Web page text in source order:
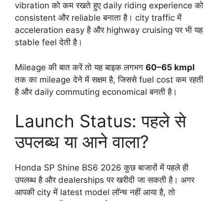
vibration को कम रखते हुए daily riding experience को
consistent और reliable बनाता है। city traffic में
acceleration easy है और highway cruising पर भी यह
stable feel देती है।
Mileage की बात करें तो यह बाइक लगभग 60–65 kmpl
तक का mileage देने में सक्षम है, जिससे fuel cost कम रहती
है और daily commuting economical बनती है।
Launch Status: पहले से
उपलब्ध या आने वाला?
Honda SP Shine BS6 2026 कुछ बाजारों में पहले ही
उपलब्ध है और dealerships पर खरीदी जा सकती है। अगर
आपकी city में latest model लॉन्च नहीं आया है, तो